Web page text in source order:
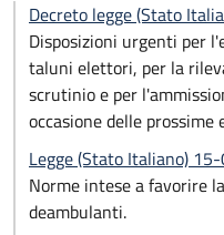
Decreto legge (Stato
Disposizioni urgenti per
taluni elettori, per la
scrutinio e per
occasione delle prossime
Legge (Stato Italiano)
Norme intese a favorire
deambulanti.